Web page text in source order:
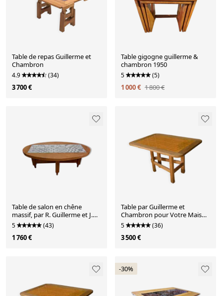
Table de repas Guillerme et
Chambron
4.9 (34)
3 700 €
Table gigogne guillerme &
chambron 1950
5 (5)
1 000 € 1 800 €
Table de salon en chêne
massif, par R. Guillerme et J.
Chambron, éditions « Votre
Maison » 1960
5 (43)
1 760 €
Table par Guillerme et
Chambron pour Votre Maison
1950
5 (36)
3 500 €
-30%